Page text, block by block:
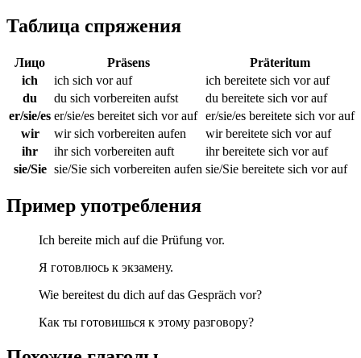
Таблица спряжения
Лицо Präsens
Präteritum
ich
ich sich vor auf
ich bereitete sich vor auf
du
du sich vorbereiten aufst
du bereitete sich vor auf
er/sie/es er/sie/es bereitet sich vor auf er/sie/es bereitete sich vor auf
wir
wir sich vorbereiten aufen
wir bereitete sich vor auf
ihr
ihr sich vorbereiten auft
ihr bereitete sich vor auf
sie/Sie sie/Sie sich vorbereiten aufen sie/Sie bereitete sich vor auf
Пример употребления
Ich bereite mich auf die Prüfung vor.
Я готовлюсь к экзамену.
Wie bereitest du dich auf das Gespräch vor?
Как ты готовишься к этому разговору?